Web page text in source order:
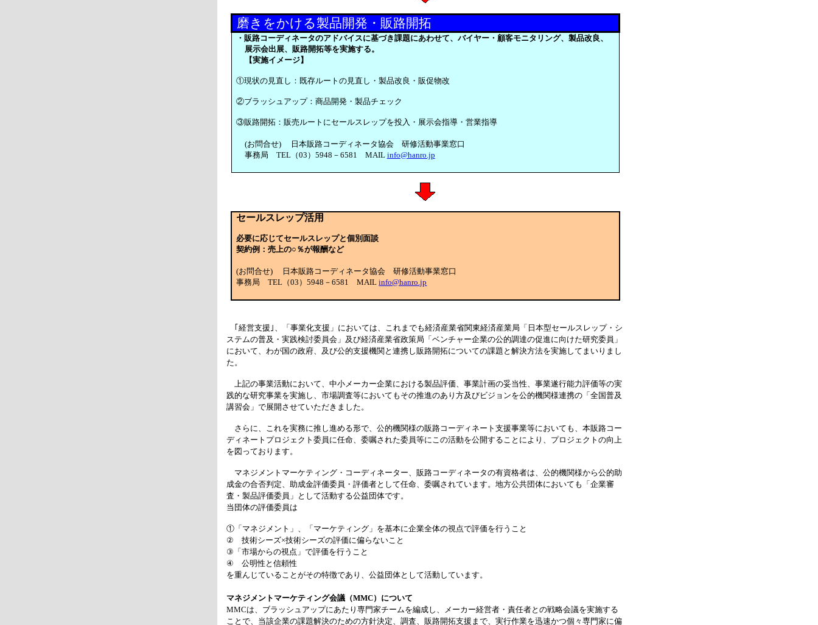
磨きをかける製品開発・販路開拓
・販路コーディネータのアドバイスに基づき課題にあわせて、バイヤー・顧客モニタリング、製品改良、
展示会出展、販路開拓等を実施する。
【実施イメージ】
①現状の見直し：既存ルートの見直し・製品改良・販促物改
②ブラッシュアップ：商品開発・製品チェック
③販路開拓：販売ルートにセールスレップを投入・展示会指導・営業指導
(お問合せ) 日本販路コーディネータ協会 研修活動事業窓口
事務局 TEL（03）5948－6581 MAIL info@hanro.jp
セールスレップ活用
必要に応じてセールスレップと個別面談
契約例：売上の○％が報酬など
(お問合せ) 日本販路コーディネータ協会 研修活動事業窓口
事務局 TEL（03）5948－6581 MAILinfo@hanro.jp
｢経営支援｣、「事業化支援」 においては、これまでも経済産業省関東経済産業局「日本型セールスレップ・シ
ステムの普及・実践検討委員会」及び経済産業省政策局「ベンチャー企業の公的調達の促進に向けた研究委員」
において、わが国の政府、及び公的支援機関と連携し販路開拓についての課題と解決方法を実施してまいりまし
た。
上記の事業活動において、中小メーカー企業における製品評価、事業計画の妥当性、事業遂行能力評価等の実
践的な研究事業を実施し、市場調査等においてもその推進のあり方及びビジョンを公的機関様連携の「全国普及
講習会」で展開させていただきました。
さらに、これを実務に推し進める形で、公的機関様の販路コーディネート支援事業等においても、本販路コー
ディネートプロジェクト委員に任命、委嘱された委員等にこの活動を公開することにより、プロジェクトの向上
を図っております。
マネジメントマーケティング・コーディネーター、販路コーディネータの有資格者は、公的機関様から公的助
成金の合否判定、助成金評価委員・評価者として任命、委嘱されています。地方公共団体においても「企業審
査・製品評価委員」として活動する公益団体です。
当団体の評価委員は
①「マネジメント」、「マーケティング」を基本に企業全体の視点で評価を行うこと
② 技術シーズ×技術シーズの評価に偏らないこと
③「市場からの視点」で評価を行うこと
④ 公明性と信頼性
を重んじていることがその特徴であり、公益団体として活動しています。
マネジメントマーケティング会議（MMC）について
MMCは、ブラッシュアップにあたり専門家チームを編成し、メーカー経営者・責任者との戦略会議を実施する
ことで、当該企業の課題解決のための方針決定、調査、販路開拓支援まで、実行作業を迅速かつ個々専門家に偏